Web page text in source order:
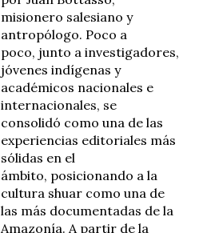
misionero salesiano y
antropólogo. Poco a
poco, junto a investigadores,
jóvenes indígenas y
académicos nacionales e
internacionales, se
consolidó como una de las
experiencias editoriales más
sólidas en el
ámbito, posicionando a la
cultura shuar como una de
las más documentadas de la
Amazonía. A partir de la